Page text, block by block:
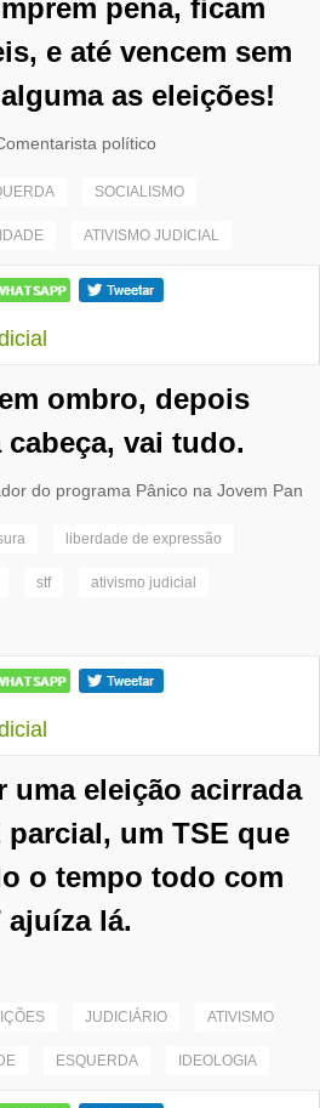
pena, ficam
e até vencem sem
as eleições!
político
SOCIALISMO
ATIVISMO JUDICIAL
ombro, depois
vai tudo.
do programa Pânico na Jovem Pan
liberdade de expressão
stf ativismo judicial
eleição acirrada
um TSE que
o tempo todo com
lá.
JUDICIÁRIO ATIVISMO
ESQUERDA IDEOLOGIA